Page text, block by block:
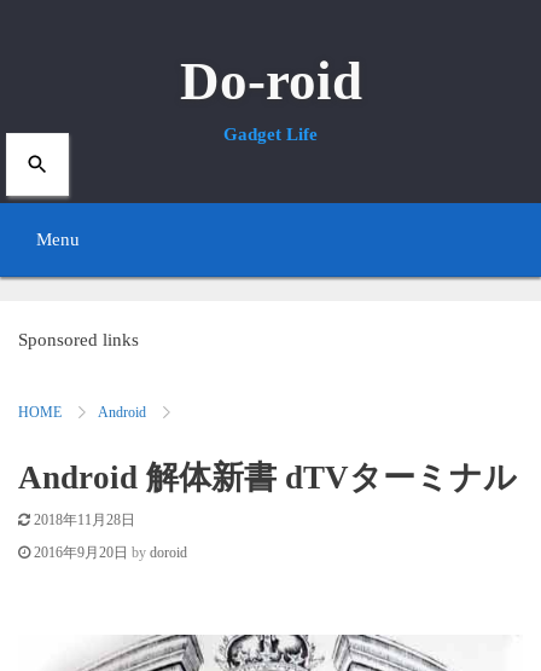
Do-roid
Gadget Life
Menu
Sponsored links
HOME Android
Android 解体新書 dTVターミナル
2018年11月28日
2016年9月20日 by doroid